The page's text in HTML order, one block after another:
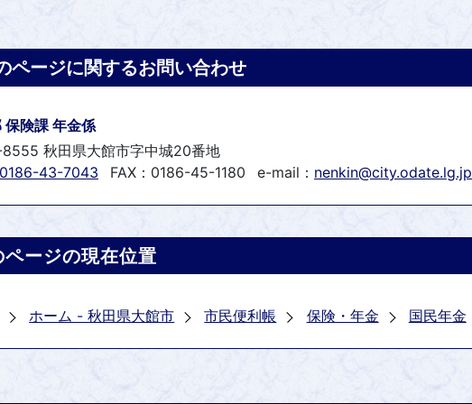
ページに関するお問い合わせ
保険課 年金係
8555 秋田県大館市字中城20番地
0186-43-7043 FAX：0186-45-1180 e-mail： nenkin@city.odate.lg.jp
ページの現在位置
ホーム - 秋田県大館市 市民便利帳 保険・年金 国民年金